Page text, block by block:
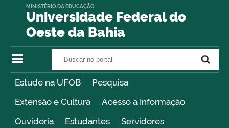
Universidade Federal do
Oeste da Bahia
MINISTÉRIO DA EDUCAÇÃO
Estude na UFOB
Pesquisa
Extensão e Cultura
Acesso à Informação
Ouvidoria
Estudantes Servidores